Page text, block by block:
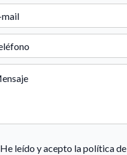
He leído y acepto la política de